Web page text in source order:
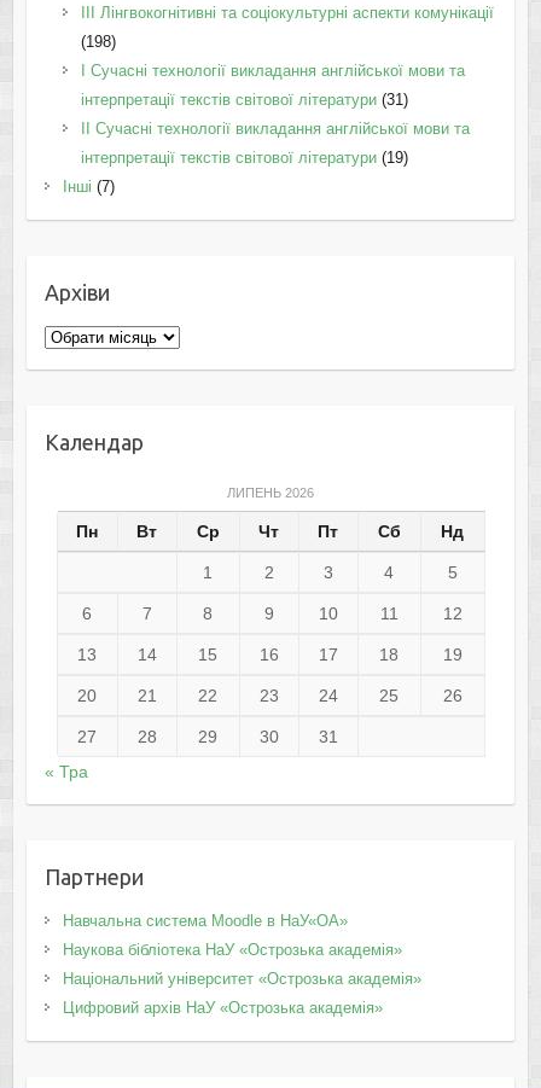
IІI Лінгвокогнітивні та соціокультурні аспекти комунікації
(198)
I Cучасні технології викладання англійської мови та
інтерпретації текстів світової літератури(31)
II Cучасні технології викладання англійської мови та
інтерпретації текстів світової літератури(19)
Інші (7)
Архіви
Архіви
Календар
ЛИПЕНЬ 2026
Пн Вт Ср Чт Пт Сб Нд
1 2 3 4 5
6 7 8 9 10 11 12
13 14 15 16 17 18 19
20 21 22 23 24 25 26
27 28 29 30
31
« Тра
Партнери
Навчальна система Moodle в НаУ«ОА»
Наукова бібліотека НаУ «Острозька академія»
Національний університет «Острозька академія»
Цифровий архів НаУ «Острозька академія»